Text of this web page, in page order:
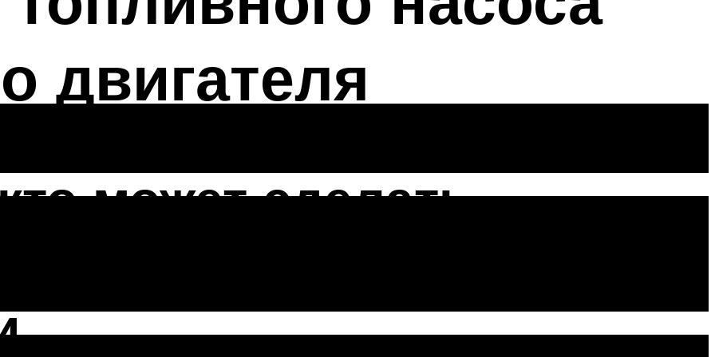
двигателя
может сделать
бензонасоса,